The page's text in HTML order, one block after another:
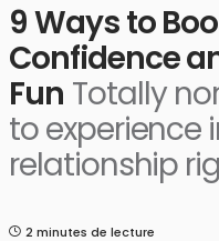
9 Ways to
Confidence
Fun Totally
to experience
relationship
2 minutes de lecture